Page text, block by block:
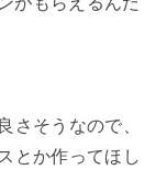
さそうなので、
とか作ってほし